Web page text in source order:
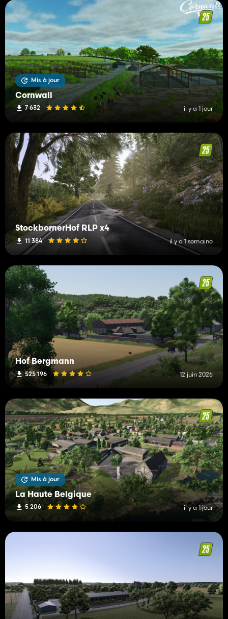
Mis à jour
Cornwall
7 632 il y a 1 jour
StockbornerHof RLP x4
11 384 il y a 1 semaine
Hof Bergmann
525 196 12 juin 2026
Mis à jour
La Haute Belgique
5 206 il y a 1 jour